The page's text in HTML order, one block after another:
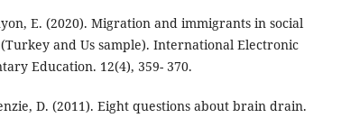
E. (2020). Migration and immigrants in social
and Us sample). International Electronic
Education. 12(4), 359- 370.
D. (2011). Eight questions about brain drain.